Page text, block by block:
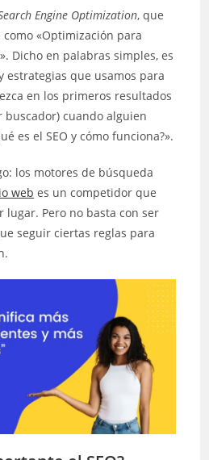
Engine Optimization, que
«Optimización para
Dicho en palabras simples, es
estrategias que usamos para
en los primeros resultados
buscador) cuando alguien
es el SEO y cómo funciona?».
los motores de búsqueda
web es un competidor que
Pero no basta con ser
seguir ciertas reglas para